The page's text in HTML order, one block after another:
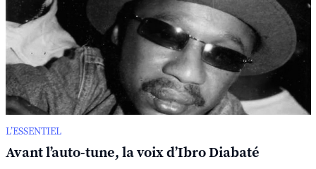
L’ESSENTIEL
Avant l’auto-tune, la voix d’Ibro Diabaté